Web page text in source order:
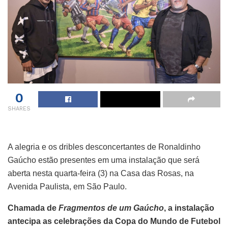
0
SHARES
A alegria e os dribles desconcertantes de Ronaldinho
Gaúcho estão presentes em uma instalação que será
aberta nesta quarta-feira (3) na Casa das Rosas, na
Avenida Paulista, em São Paulo.
Chamada de Fragmentos de um Gaúcho, a instalação
antecipa as celebrações da Copa do Mundo de Futebol